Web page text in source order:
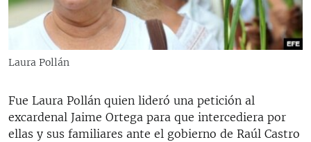
Laura Pollán
Fue Laura Pollán quien lideró una petición al
excardenal Jaime Ortega para que intercediera por
ellas y sus familiares ante el gobierno de Raúl Castro